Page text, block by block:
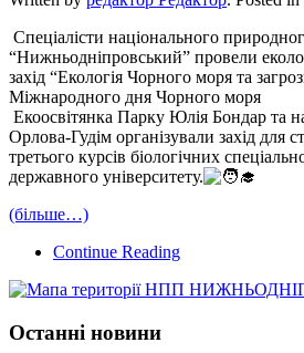
Спеціалісти національного
“Нижньодніпровський” провели
захід “Екологія Чорного моря та
Міжнародного дня Чорного моря
Екоосвітянка Парку Юлія Бондар та
Орлова-Гудім організували захід для
третього курсів біологічних
державного університету.
(більше…)
Continue Reading
Останні новини